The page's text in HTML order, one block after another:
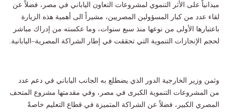
ميدانياً على الأثر التنموي لمشروعات التعاون الياباني في مصر، فضلاً عن
لقاء عدد من كبار المسؤولين المصريين، مشيراً الى أهمية هذه الزيارة
باعتبارها الأولى من نوعها منذ سبع سنوات، وما عكسته من إدراك مباشر
لحجم الإنجازات التنموية التي تحققت في إطار الشراكة المصرية–اليابانية.
وثمن وزير الخارجية الدور الذي يضطلع به الجانب الياباني في دعم عدد
من المشروعات التنموية الكبرى في مصر، وفي مقدمتها مشروع المتحف
المصري الكبير، فضلاً عن الشراكة المتميزة في قطاع التعليم خاصةً